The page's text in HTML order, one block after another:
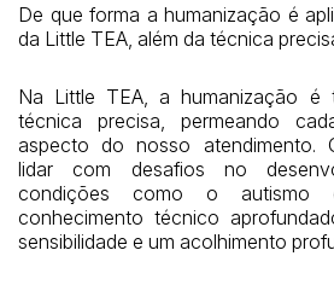
De que forma a humanização é
da Little TEA, além da técnica
Na Little TEA, a humanização é
técnica precisa, permeando
aspecto do nosso atendimento.
lidar com desafios no
condições como o autismo
conhecimento técnico
sensibilidade e um acolhimento